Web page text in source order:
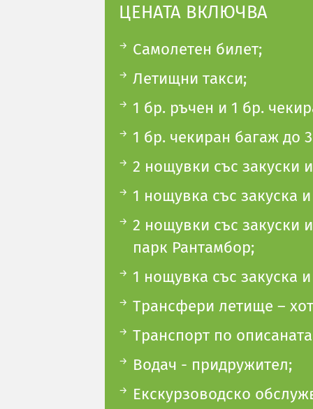
ЦЕНАТА ВКЛЮЧВА
Самолетен билет;
Летищни такси;
1 бр. ръчен и 1 бр.
1 бр. чекиран багаж до
2 нощувки със закуски
1 нощувка със закуска
2 нощувки със закуски
парк Рантамбор;
1 нощувка със закуска
Трансфери летище –
Транспорт по
Водач - придружител;
Екскурзоводско